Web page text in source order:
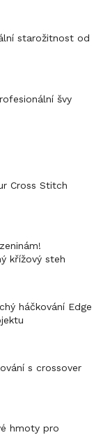
starožitnost od
švy
Cross Stitch
křížový steh
háčkování Edge
s crossover
hmoty pro